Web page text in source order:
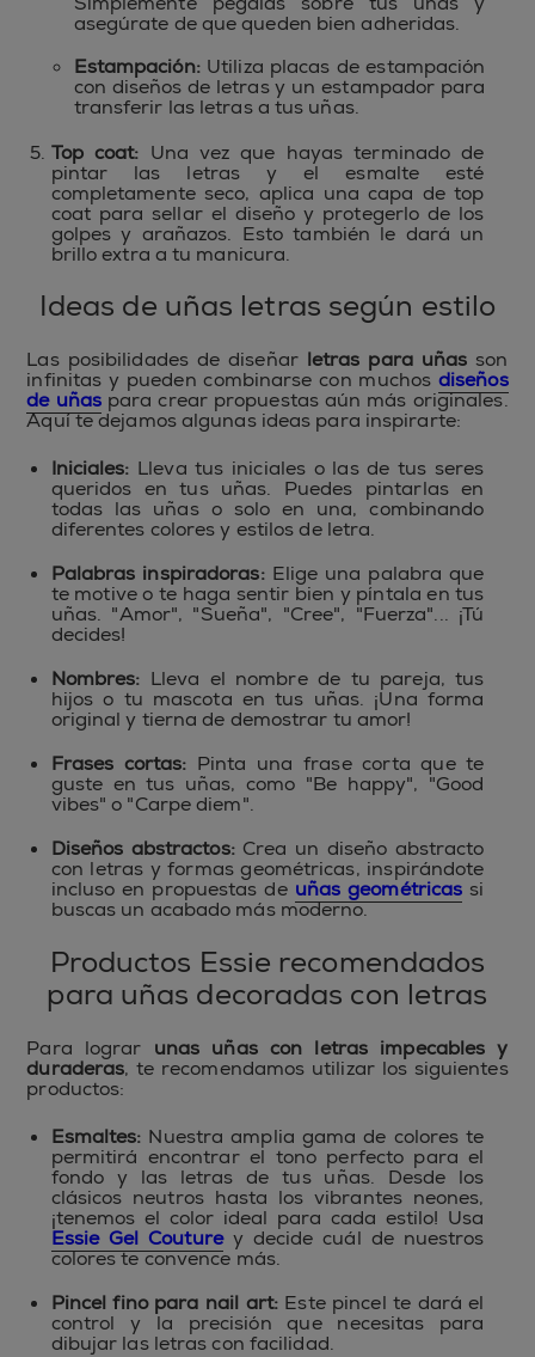
asegúrate de que queden bien adheridas.
Estampación:Utiliza placas de estampación
con diseños de letras y un estampador para
transferir las letras a tus uñas.
Top coat: Una vez que hayas terminado de
pintar las letras y el esmalte esté
completamente seco, aplica una capa de top
coat para sellar el diseño y protegerlo de los
golpes y arañazos. Esto también le dará un
brillo extra a tu manicura.
Ideas de uñas letras según estilo
Las posibilidades de diseñar letras para uñas son
infinitas y pueden combinarse con muchos diseños
de uñas para crear propuestas aún más originales.
Aquí te dejamos algunas ideas para inspirarte:
Iniciales: Lleva tus iniciales o las de tus seres
queridos en tus uñas. Puedes pintarlas en
todas las uñas o solo en una, combinando
diferentes colores y estilos de letra.
Palabras inspiradoras:Elige una palabra que
te motive o te haga sentir bien y píntala en tus
uñas. "Amor", "Sueña", "Cree", "Fuerza"... ¡Tú
decides!
Nombres: Lleva el nombre de tu pareja, tus
hijos o tu mascota en tus uñas. ¡Una forma
original y tierna de demostrar tu amor!
Frases cortas: Pinta una frase corta que te
guste en tus uñas, como "Be happy", "Good
vibes" o "Carpe diem".
Diseños abstractos:Crea un diseño abstracto
con letras y formas geométricas, inspirándote
incluso en propuestas de uñas geométricas si
buscas un acabado más moderno.
Productos Essie recomendados
para uñas decoradas con letras
Para lograr unas uñas con letras impecables y
duraderas, te recomendamos utilizar los siguientes
productos:
Esmaltes: Nuestra amplia gama de colores te
permitirá encontrar el tono perfecto para el
fondo y las letras de tus uñas. Desde los
clásicos neutros hasta los vibrantes neones,
¡tenemos el color ideal para cada estilo! Usa
Essie Gel Couturey decide cuál de nuestros
colores te convence más.
Pincel fino para nail art: Este pincel te dará el
control y la precisión que necesitas para
dibujar las letras con facilidad.